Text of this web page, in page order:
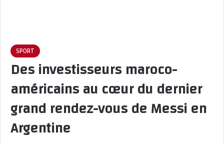
SPORT
Des investisseurs maroco-
américains au cœur du dernier
grand rendez-vous de Messi en
Argentine